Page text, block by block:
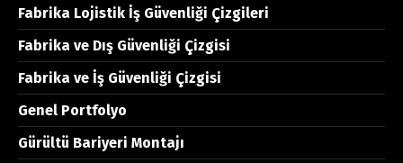
Fabrika Lojistik İş Güvenliği Çizgileri
Fabrika ve Dış Güvenliği Çizgisi
Fabrika ve İş Güvenliği Çizgisi
Genel Portfolyo
Gürültü Bariyeri Montajı